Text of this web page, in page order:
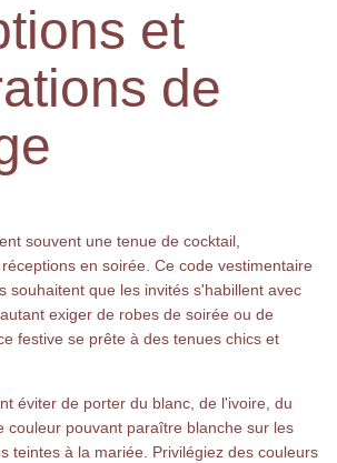
et
de
souvent une tenue de cocktail,
en soirée. Ce code vestimentaire
souhaitent que les invités s'habillent avec
exiger de robes de soirée ou de
festive se prête à des tenues chics et
éviter de porter du blanc, de l'ivoire, du
couleur pouvant paraître blanche sur les
teintes à la mariée. Privilégiez des couleurs